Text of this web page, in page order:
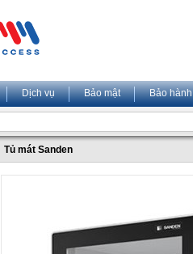
Dịch vụ Bảo mật Bảo hành
Tủ mát Sanden